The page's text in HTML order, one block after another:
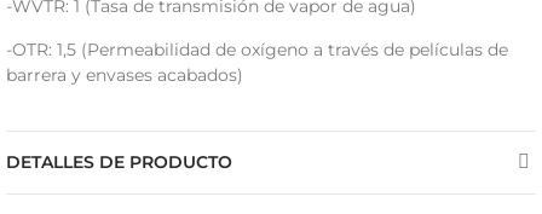
-WVTR: 1 (Tasa de transmisión de vapor de agua)
-OTR: 1,5 (Permeabilidad de oxígeno a través de películas de
barrera y envases acabados)
DETALLES DE PRODUCTO